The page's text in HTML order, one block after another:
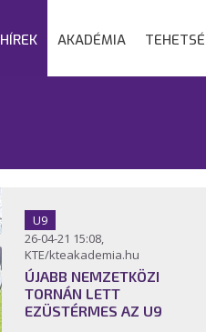
HÍREK AKADÉMIA
U9
26-04-21 15:08,
KTE/kteakademia.hu
ÚJABB NEMZETKÖZI
TORNÁN LETT
EZÜSTÉRMES AZ U9